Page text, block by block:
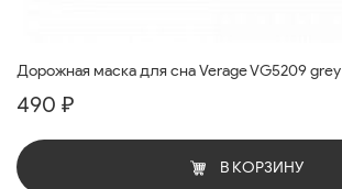
Дорожная маска для сна Verage VG5209 grey
490 ₽
В КОРЗИНУ